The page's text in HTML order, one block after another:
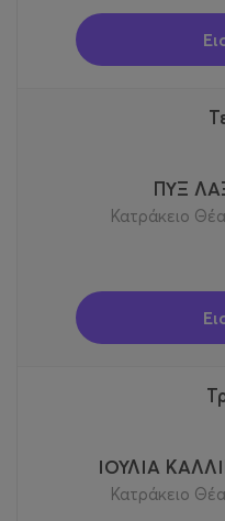
ΠΥΞ
Κατράκειο
ΙΟΥΛΙΑ
Κατράκειο